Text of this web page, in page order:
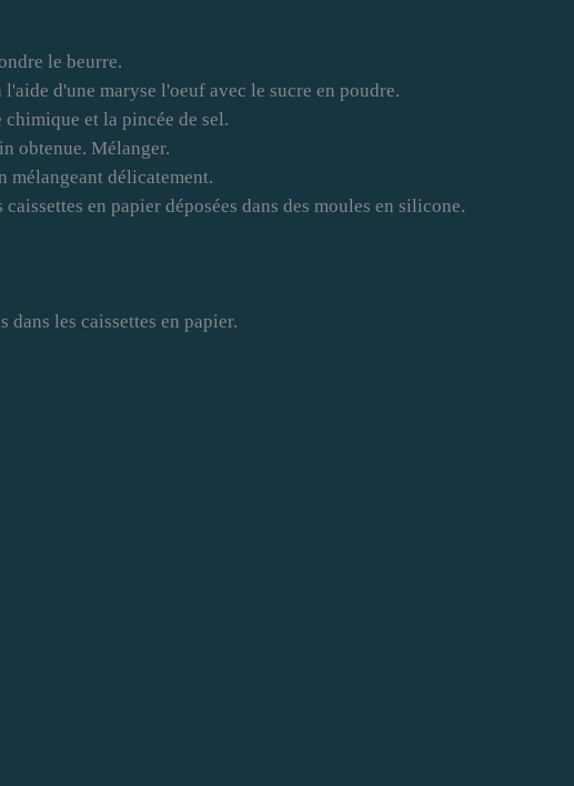
le beurre.
d'une maryse l'oeuf avec le sucre en poudre.
et la pincée de sel.
obtenue. Mélanger.
mélangeant délicatement.
en papier déposées dans des moules en silicone.
les caissettes en papier.